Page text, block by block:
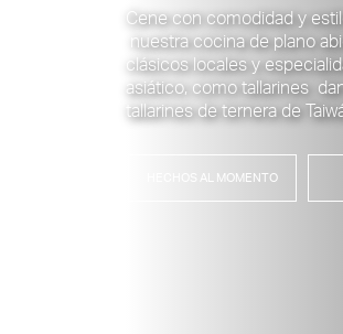
Cene con comodidad y
nuestra cocina de plano
clásicos locales y
asiático, como tallarines
tallarines de ternera de
HECHOS AL MOMENTO